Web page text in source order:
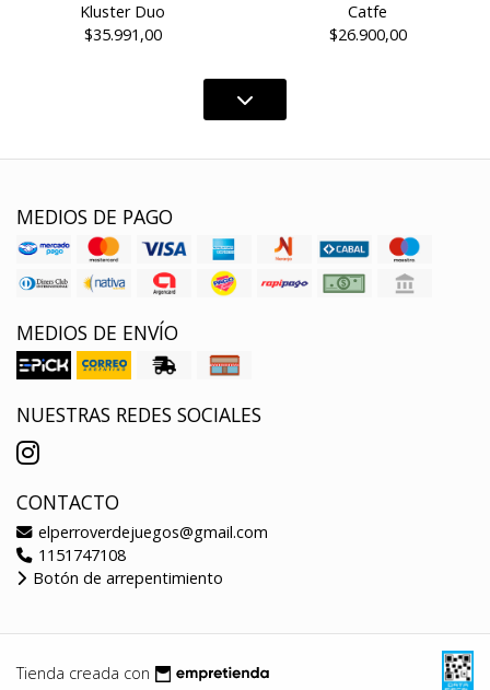
Kluster Duo
$35.991,00
Catfe
$26.900,00
MEDIOS DE PAGO
MEDIOS DE ENVÍO
NUESTRAS REDES SOCIALES
CONTACTO
elperroverdejuegos@gmail.com
1151747108
Botón de arrepentimiento
Tienda creada con